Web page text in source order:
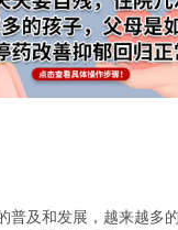
普及和发展，越来越多